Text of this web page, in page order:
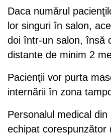
Daca numărul
lor singuri în salon,
doi într-un salon, însă
distante de minim 2
Pacienţii vor purta
internării în zona
Personalul medical
echipat corespunzător